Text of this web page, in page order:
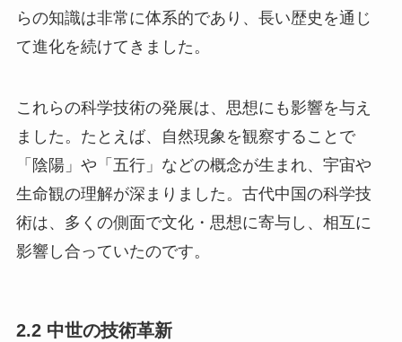
らの知識は非常に体系的であり、長い歴史を通じ
て進化を続けてきました。
これらの科学技術の発展は、思想にも影響を与え
ました。たとえば、自然現象を観察することで
「陰陽」や「五行」などの概念が生まれ、宇宙や
生命観の理解が深まりました。古代中国の科学技
術は、多くの側面で文化・思想に寄与し、相互に
影響し合っていたのです。
2.2 中世の技術革新